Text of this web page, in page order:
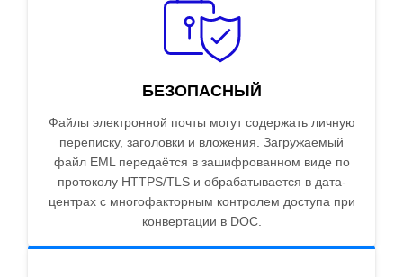
БЕЗОПАСНЫЙ
Файлы электронной почты могут содержать личную
переписку, заголовки и вложения. Загружаемый
файл EML передаётся в зашифрованном виде по
протоколу HTTPS/TLS и обрабатывается в дата-
центрах с многофакторным контролем доступа при
конвертации в DOC.